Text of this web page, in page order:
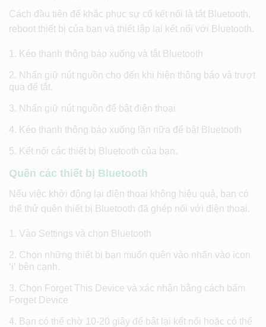
Cách đầu tiên để khắc phục sự cố kết nối là tắt Bluetooth,
reboot thiết bị của bạn và thiết lập lại kết nối với Bluetooth.
Kéo thanh thông báo xuống và tắt Bluetooth
Nhấn giữ nút nguồn cho đến khi hiện thông báo và trượt
qua để tắt.
Nhấn giữ nút nguồn để bật điện thoại
Kéo thanh thông báo xuống lần nữa để bật Bluetooth
Kết nối các thiết bị Bluetooth của bạn.
Quên các thiết bị Bluetooth
Nếu việc khởi động lại điện thoại không hiệu quả, bạn có
thể thử quên thiết bị Bluetooth đã ghép nối với điện thoại.
Vào Settings và chọn Bluetooth
Chọn những thiết bị bạn muốn quên vào nhấn vào icon
‘i’ bên cạnh.
Chọn Forget This Device và xác nhận bằng cách bấm
Forget Device
Bạn có thể chờ 10-20 giây để bật lại kết nối hoặc có thể